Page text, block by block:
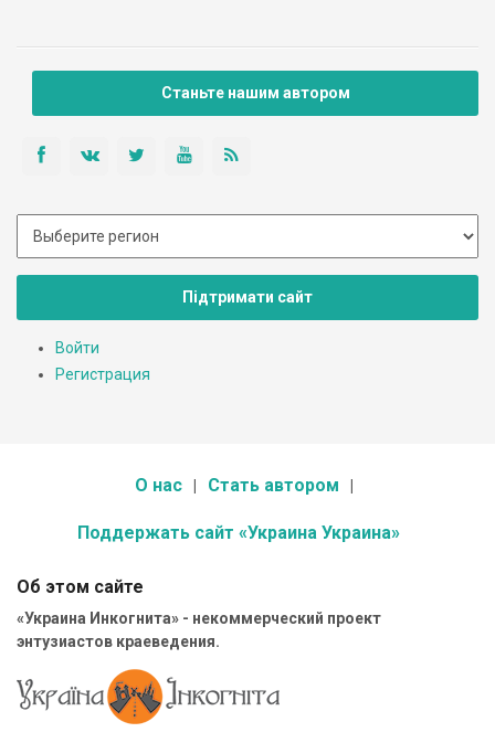
які ще називають музеї просто неба.
Станьте нашим автором
Підтримати сайт
Войти
Регистрация
О нас Стать автором
Поддержать сайт «Украина Украина»
Об этом сайте
«Украина Инкогнита» - некоммерческий проект
энтузиастов краеведения.